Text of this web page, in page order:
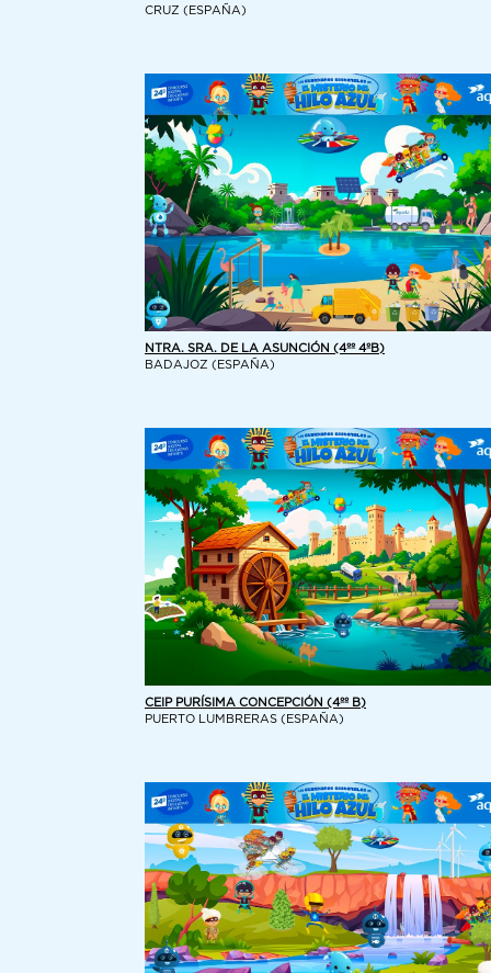
CRUZ (ESPAÑA)
NTRA. SRA. DE LA ASUNCIÓN (4ºº 4ºB)
BADAJOZ (ESPAÑA)
CEIP PURÍSIMA CONCEPCIÓN (4ºº B)
PUERTO LUMBRERAS (ESPAÑA)